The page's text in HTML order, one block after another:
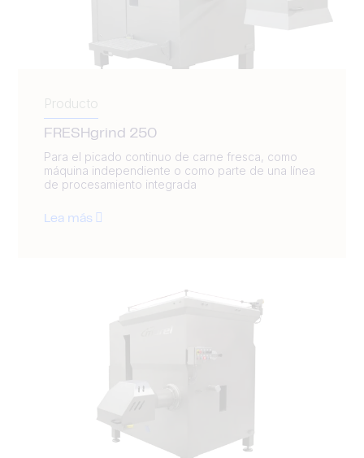
Producto
FRESHgrind 250
Para el picado continuo de carne fresca, como
máquina independiente o como parte de una línea
de procesamiento integrada
Lea más